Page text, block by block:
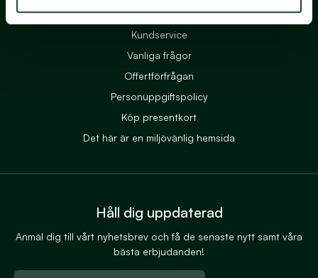
Kundservice
Vanliga frågor
Offertförfrågan
Personuppgiftspolicy
Köp presentkort
Det här är en miljövänlig hemsida
Håll dig uppdaterad
Anmäl dig till vårt nyhetsbrev och få de senaste nytt samt våra
bästa erbjudanden!